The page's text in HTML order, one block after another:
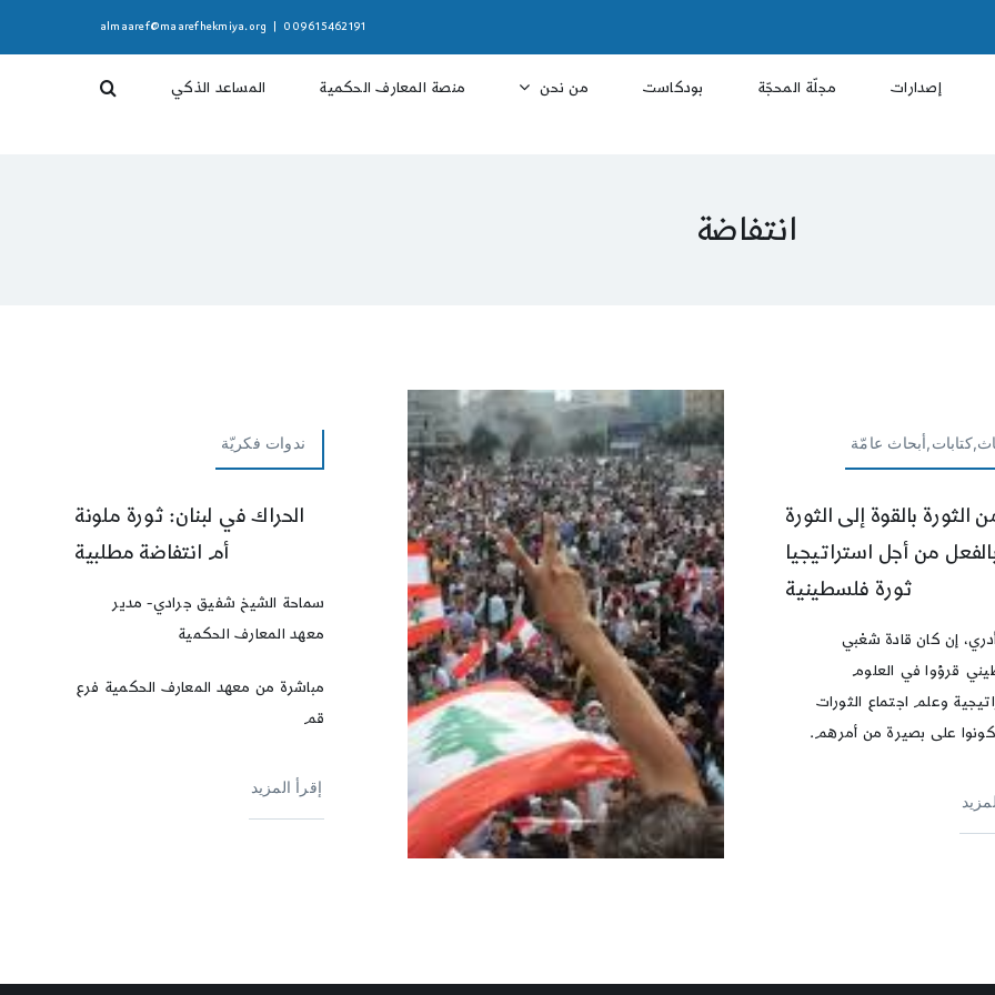
009615462191
almaaref@maarefhekmiya.org
إصدارات مجلّة المحجّة بودكاست من نحن منصة المعارف الحكمية المساعد الذكي
انتفاضة
عامّة
الثورة بالقوة إلى الثورة
من أجل استراتيجيا
ثورة فلسطينية
إن كان قادة شعْبي
قرؤوا في العلوم
وعلم اجتماع الثورات
على بصيرة من أمرهم.
ندوات فكريّة
الحراك في لبنان: ثورة ملونة
أم انتفاضة مطلبية
سماحة الشيخ شفيق جرادي- مدير
معهد المعارف الحكمية
مباشرة من معهد المعارف الحكمية فرع
قم
إقرأ المزيد